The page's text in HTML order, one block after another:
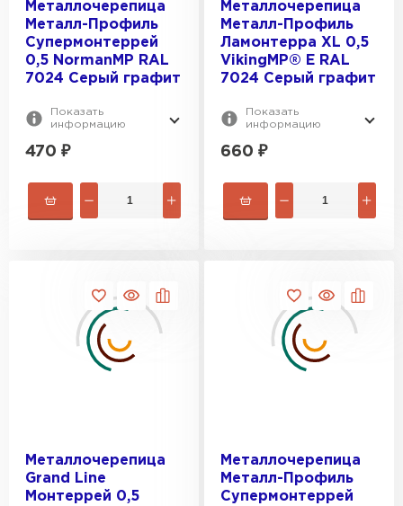
Металлочерепица
Металл-Профиль
Супермонтеррей
0,5 NormanMP RAL
7024 Серый графит
Показать
информацию
470 ₽
Металлочерепица
Металл-Профиль
Ламонтерра XL 0,5
VikingMP® E RAL
7024 Серый графит
Показать
информацию
660 ₽
Металлочерепица
Grand Line
Монтеррей 0,5
Металлочерепица
Металл-Профиль
Супермонтеррей
Софиты